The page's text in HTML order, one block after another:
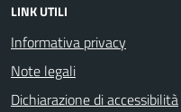
LINK UTILI
Informativa privacy
Note legali
Dichiarazione di accessibilità